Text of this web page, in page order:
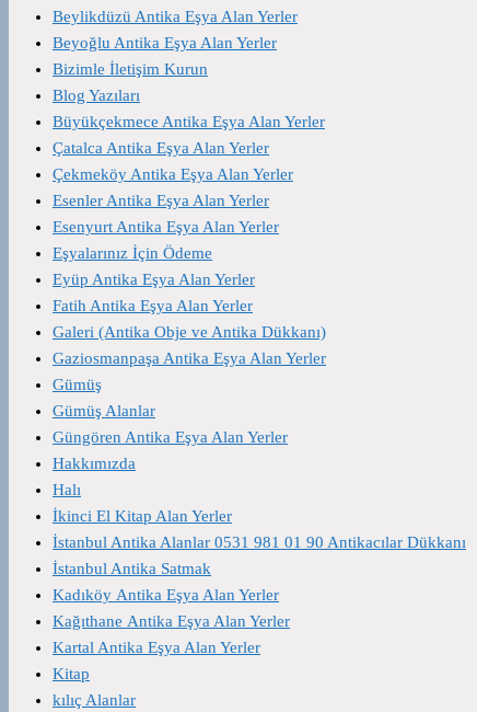
Beylikdüzü Antika Eşya Alan Yerler
Beyoğlu Antika Eşya Alan Yerler
Bizimle İletişim Kurun
Blog Yazıları
Büyükçekmece Antika Eşya Alan Yerler
Çatalca Antika Eşya Alan Yerler
Çekmeköy Antika Eşya Alan Yerler
Esenler Antika Eşya Alan Yerler
Esenyurt Antika Eşya Alan Yerler
Eşyalarınız İçin Ödeme
Eyüp Antika Eşya Alan Yerler
Fatih Antika Eşya Alan Yerler
Galeri (Antika Obje ve Antika Dükkanı)
Gaziosmanpaşa Antika Eşya Alan Yerler
Gümüş
Gümüş Alanlar
Güngören Antika Eşya Alan Yerler
Hakkımızda
Halı
İkinci El Kitap Alan Yerler
İstanbul Antika Alanlar 0531 981 01 90 Antikacılar Dükkanı
İstanbul Antika Satmak
Kadıköy Antika Eşya Alan Yerler
Kağıthane Antika Eşya Alan Yerler
Kartal Antika Eşya Alan Yerler
Kitap
kılıç Alanlar